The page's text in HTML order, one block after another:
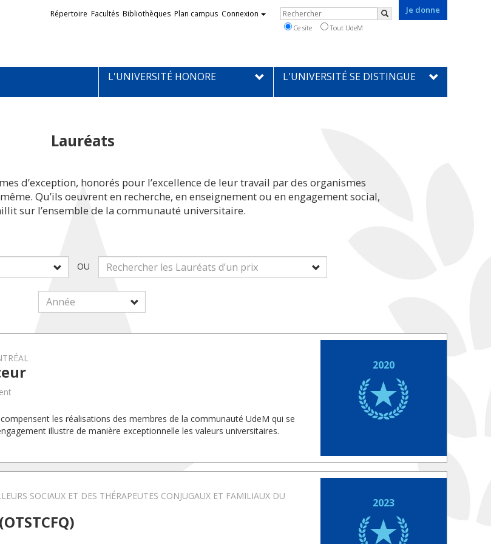
Je donne
Liens
externes
Répertoire Facultés Bibliothèques Plan campus Connexion Rechercher
Rechercher
Ce site Tout UdeM
L'UNIVERSITÉ HONORE L'UNIVERSITÉ SE DISTINGUE
Lauréats
d’exception, honorés pour l’excellence de leur travail par des organismes
Qu’ils oeuvrent en recherche, en enseignement ou en engagement social,
sur l’ensemble de la communauté universitaire.
OU
les réalisations des membres de la communauté UdeM qui se
illustre de manière exceptionnelle les valeurs universitaires.
2020
SOCIAUX ET DES THÉRAPEUTES CONJUGAUX ET FAMILIAUX DU
2023